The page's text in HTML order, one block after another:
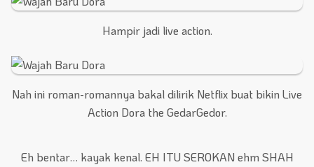
Hampir jadi live action.
Nah ini roman-romannya bakal dilirik Netflix buat bikin Live
Action Dora the GedarGedor.
Eh bentar… kayak kenal. EH ITU SEROKAN ehm SHAH